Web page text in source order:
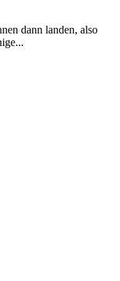
dann landen, also